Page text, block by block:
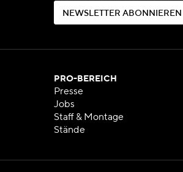
N EWS L E E R A BO N N E R E N
NEWSLETTER ABONNIEREN
PRO-BEREICH
Presse
Jobs
Staff & Montage
Stände